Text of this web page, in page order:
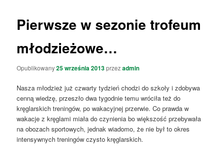
Pierwsze w sezonie trofeum
młodzieżowe…
Opublikowany25 września 2013przezadmin
Nasza młodzież już czwarty tydzień chodzi do szkoły i zdobywa
cenną wiedzę, przeszło dwa tygodnie temu wróciła też do
kręglarskich treningów, po wakacyjnej przerwie. Co prawda w
wakacje z kręglami miała do czynienia bo większość przebywała
na obozach sportowych, jednak wiadomo, że nie był to okres
intensywnych treningów czysto kręglarskich.